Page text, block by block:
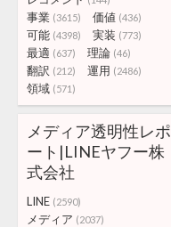
事業 (3615) 価値 (436)
可能 (4398) 実装 (773)
最適 (637) 理論 (46)
翻訳 (212) 運用 (2486)
領域 (571)
メディア透明性レポ
ート|LINEヤフー株
式会社
LINE (2590)
メディア (2037)